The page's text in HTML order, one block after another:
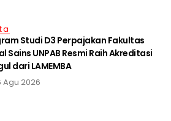
Studi D3 Perpajakan Fakultas
Sains UNPAB Resmi Raih Akreditasi
dari LAMEMBA
Agu 2026